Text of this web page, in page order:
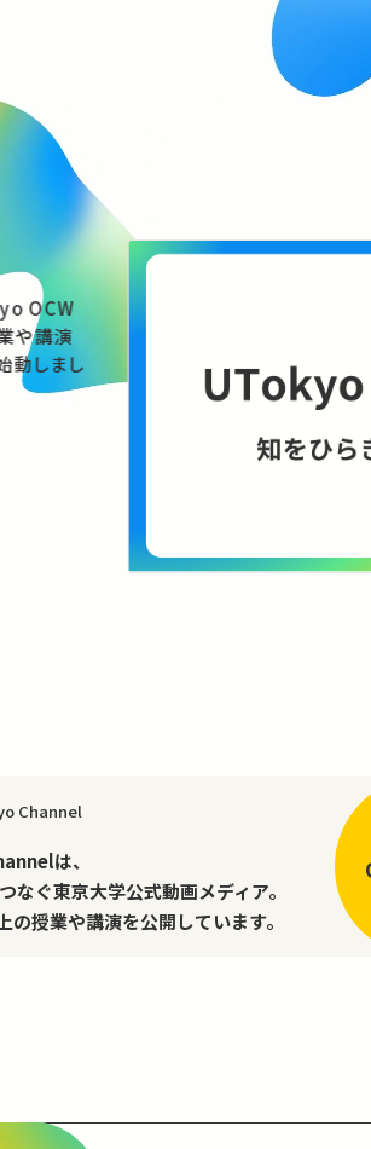
や講演
動しまし
Channel
は、
なぐ東京大学公式動画メディア。
の授業や講演を公開しています。